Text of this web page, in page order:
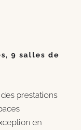
9 salles de
prestations
en